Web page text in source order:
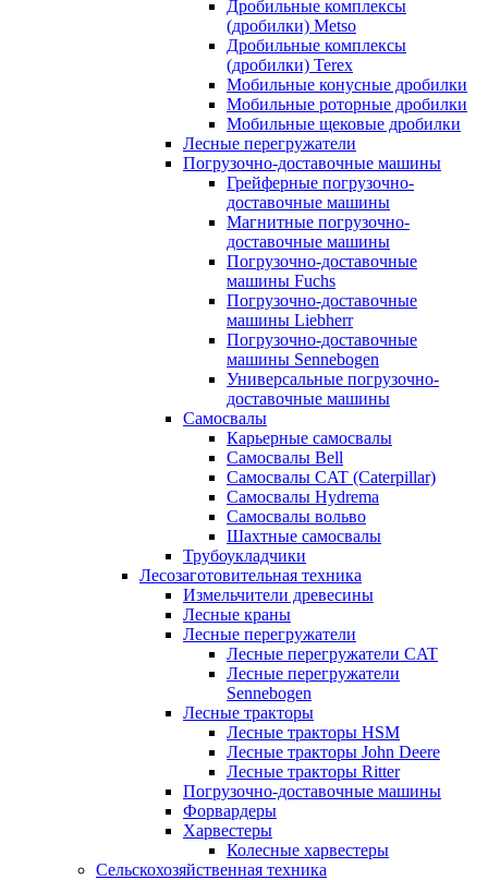
Дробильные комплексы
(дробилки) Metso
Дробильные комплексы
(дробилки) Terex
Мобильные конусные дробилки
Мобильные роторные дробилки
Мобильные щековые дробилки
Лесные перегружатели
Погрузочно-доставочные машины
Грейферные погрузочно-
доставочные машины
Магнитные погрузочно-
доставочные машины
Погрузочно-доставочные
машины Fuchs
Погрузочно-доставочные
машины Liebherr
Погрузочно-доставочные
машины Sennebogen
Универсальные погрузочно-
доставочные машины
Самосвалы
Карьерные самосвалы
Самосвалы Bell
Самосвалы CAT (Caterpillar)
Самосвалы Hydrema
Самосвалы вольво
Шахтные самосвалы
Трубоукладчики
Лесозаготовительная техника
Измельчители древесины
Лесные краны
Лесные перегружатели
Лесные перегружатели CAT
Лесные перегружатели
Sennebogen
Лесные тракторы
Лесные тракторы HSM
Лесные тракторы John Deere
Лесные тракторы Ritter
Погрузочно-доставочные машины
Форвардеры
Харвестеры
Колесные харвестеры
Сельскохозяйственная техника